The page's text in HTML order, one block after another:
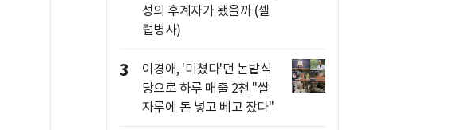
성의 후계자가 됐을까 (셀
럽병사)
3
이경애, '미쳤다'던 논밭식
당으로 하루 매출 2천 "쌀
자루에 돈 넣고 베고 잤다"